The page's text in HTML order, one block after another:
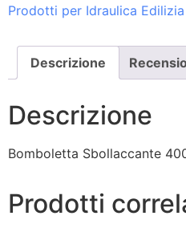
Prodotti per Idraulica
Descrizione
Descrizione
Bomboletta Sbollaccante
Prodotti